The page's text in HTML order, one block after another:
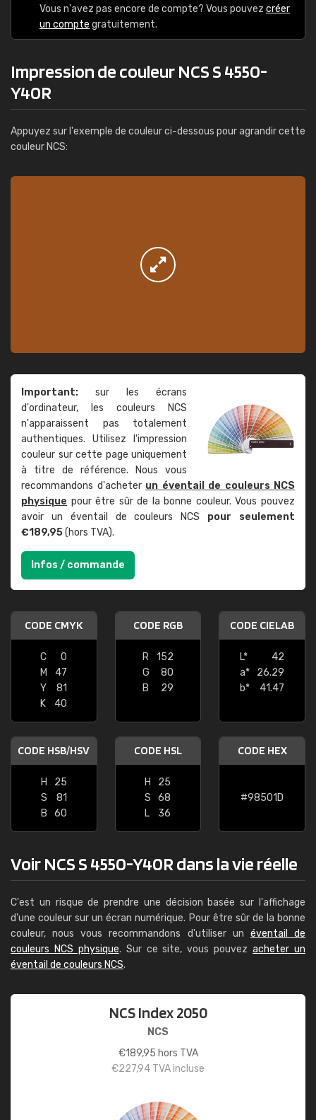
Vous n'avez pas encore de compte? Vous pouvez créer
un compte gratuitement.
Impression de couleur NCS S 4550-
Y40R
Appuyez sur l'exemple de couleur ci-dessous pour agrandir cette
couleur NCS:
Important: sur les écrans
d'ordinateur, les couleurs NCS
n'apparaissent pas totalement
authentiques. Utilisez l'impression
couleur sur cette page uniquement
à titre de référence. Nous vous
recommandons d'acheter un éventail de couleurs NCS
physique pour être sûr de la bonne couleur. Vous pouvez
avoir un éventail de couleurs NCS pour seulement
€189,95(hors TVA).
Infos / commande
CODE CMYK
C
0
M
47
Y
81
K
40
CODE RGB
R
152
G
80
B
29
CODE CIELAB
L*
42
a*
26.29
b*
41.47
CODE HSB/HSV
H
25
S
81
B
60
CODE HSL
H
25
S
68
L
36
CODE HEX
#98501D
Voir NCS S 4550-Y40R dans la vie réelle
C'est un risque de prendre une décision basée sur l'affichage
d'une couleur sur un écran numérique. Pour être sûr de la bonne
couleur, nous vous recommandons d'utiliser un éventail de
couleurs NCS physique. Sur ce site, vous pouvezacheter un
éventail de couleurs NCS.
NCS Index 2050
NCS
€189,95 hors TVA
€227,94 TVA incluse